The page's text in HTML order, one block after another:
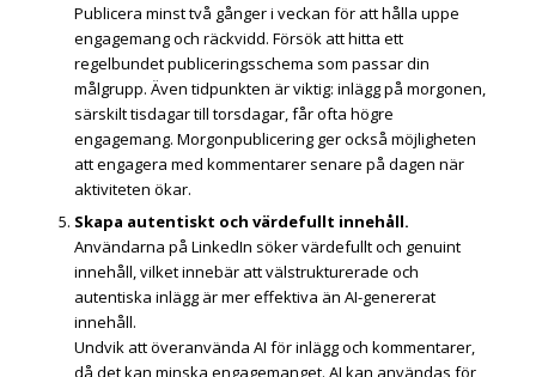
Publicera minst två gånger i veckan för att hålla uppe
engagemang och räckvidd. Försök att hitta ett
regelbundet publiceringsschema som passar din
målgrupp. Även tidpunkten är viktig: inlägg på morgonen,
särskilt tisdagar till torsdagar, får ofta högre
engagemang. Morgonpublicering ger också möjligheten
att engagera med kommentarer senare på dagen när
aktiviteten ökar.
Skapa autentiskt och värdefullt innehåll.
Användarna på LinkedIn söker värdefullt och genuint
innehåll, vilket innebär att välstrukturerade och
autentiska inlägg är mer effektiva än AI-genererat
innehåll.
Undvik att överanvända AI för inlägg och kommentarer,
då det kan minska engagemanget. AI kan användas för